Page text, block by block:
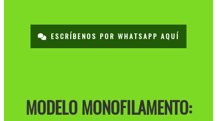
ESCRÍBENOS POR WHATSAPP AQUÍ
MODELO MONOFILAMENTO: